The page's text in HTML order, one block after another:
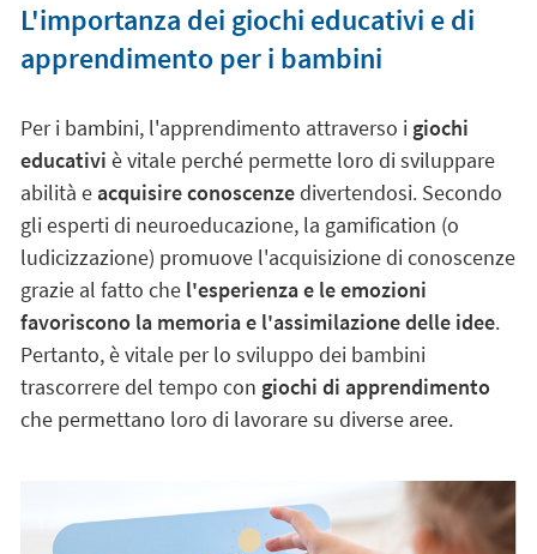
L'importanza dei giochi educativi e di
apprendimento per i bambini
Per i bambini, l'apprendimento attraverso i giochi
educativi è vitale perché permette loro di sviluppare
abilità eacquisire conoscenzedivertendosi. Secondo
gli esperti di neuroeducazione, la gamification (o
ludicizzazione) promuove l'acquisizione di conoscenze
grazie al fatto chel'esperienza e le emozioni
favoriscono la memoria e l'assimilazione delle idee.
Pertanto, è vitale per lo sviluppo dei bambini
trascorrere del tempo con giochi di apprendimento
che permettano loro di lavorare su diverse aree.